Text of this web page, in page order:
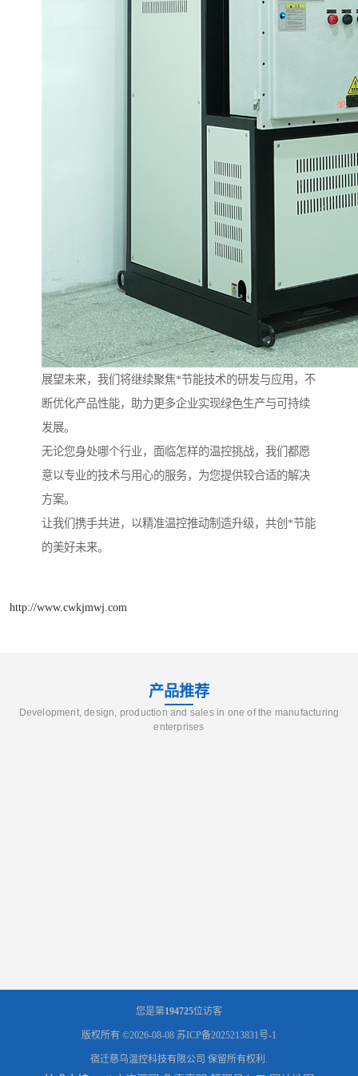
展望未来，我们将继续聚焦*节能技术的研发与应用，不
断优化产品性能，助力更多企业实现绿色生产与可持续
发展。
无论您身处哪个行业，面临怎样的温控挑战，我们都愿
意以专业的技术与用心的服务，为您提供较合适的解决
方案。
让我们携手共进，以精准温控推动制造升级，共创*节能
的美好未来。
http://www.cwkjmwj.com
产品推荐
Development, design, production and sales in one of the manufacturing
enterprises
您是第194725位访客
版权所有 ©2026-08-08 苏ICP备2025213831号-1
宿迁慈乌温控科技有限公司 保留所有权利.